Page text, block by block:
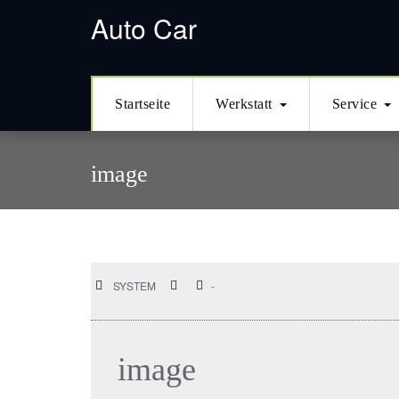
Auto Car
Startseite Werkstatt Service
image
SYSTEM -
image